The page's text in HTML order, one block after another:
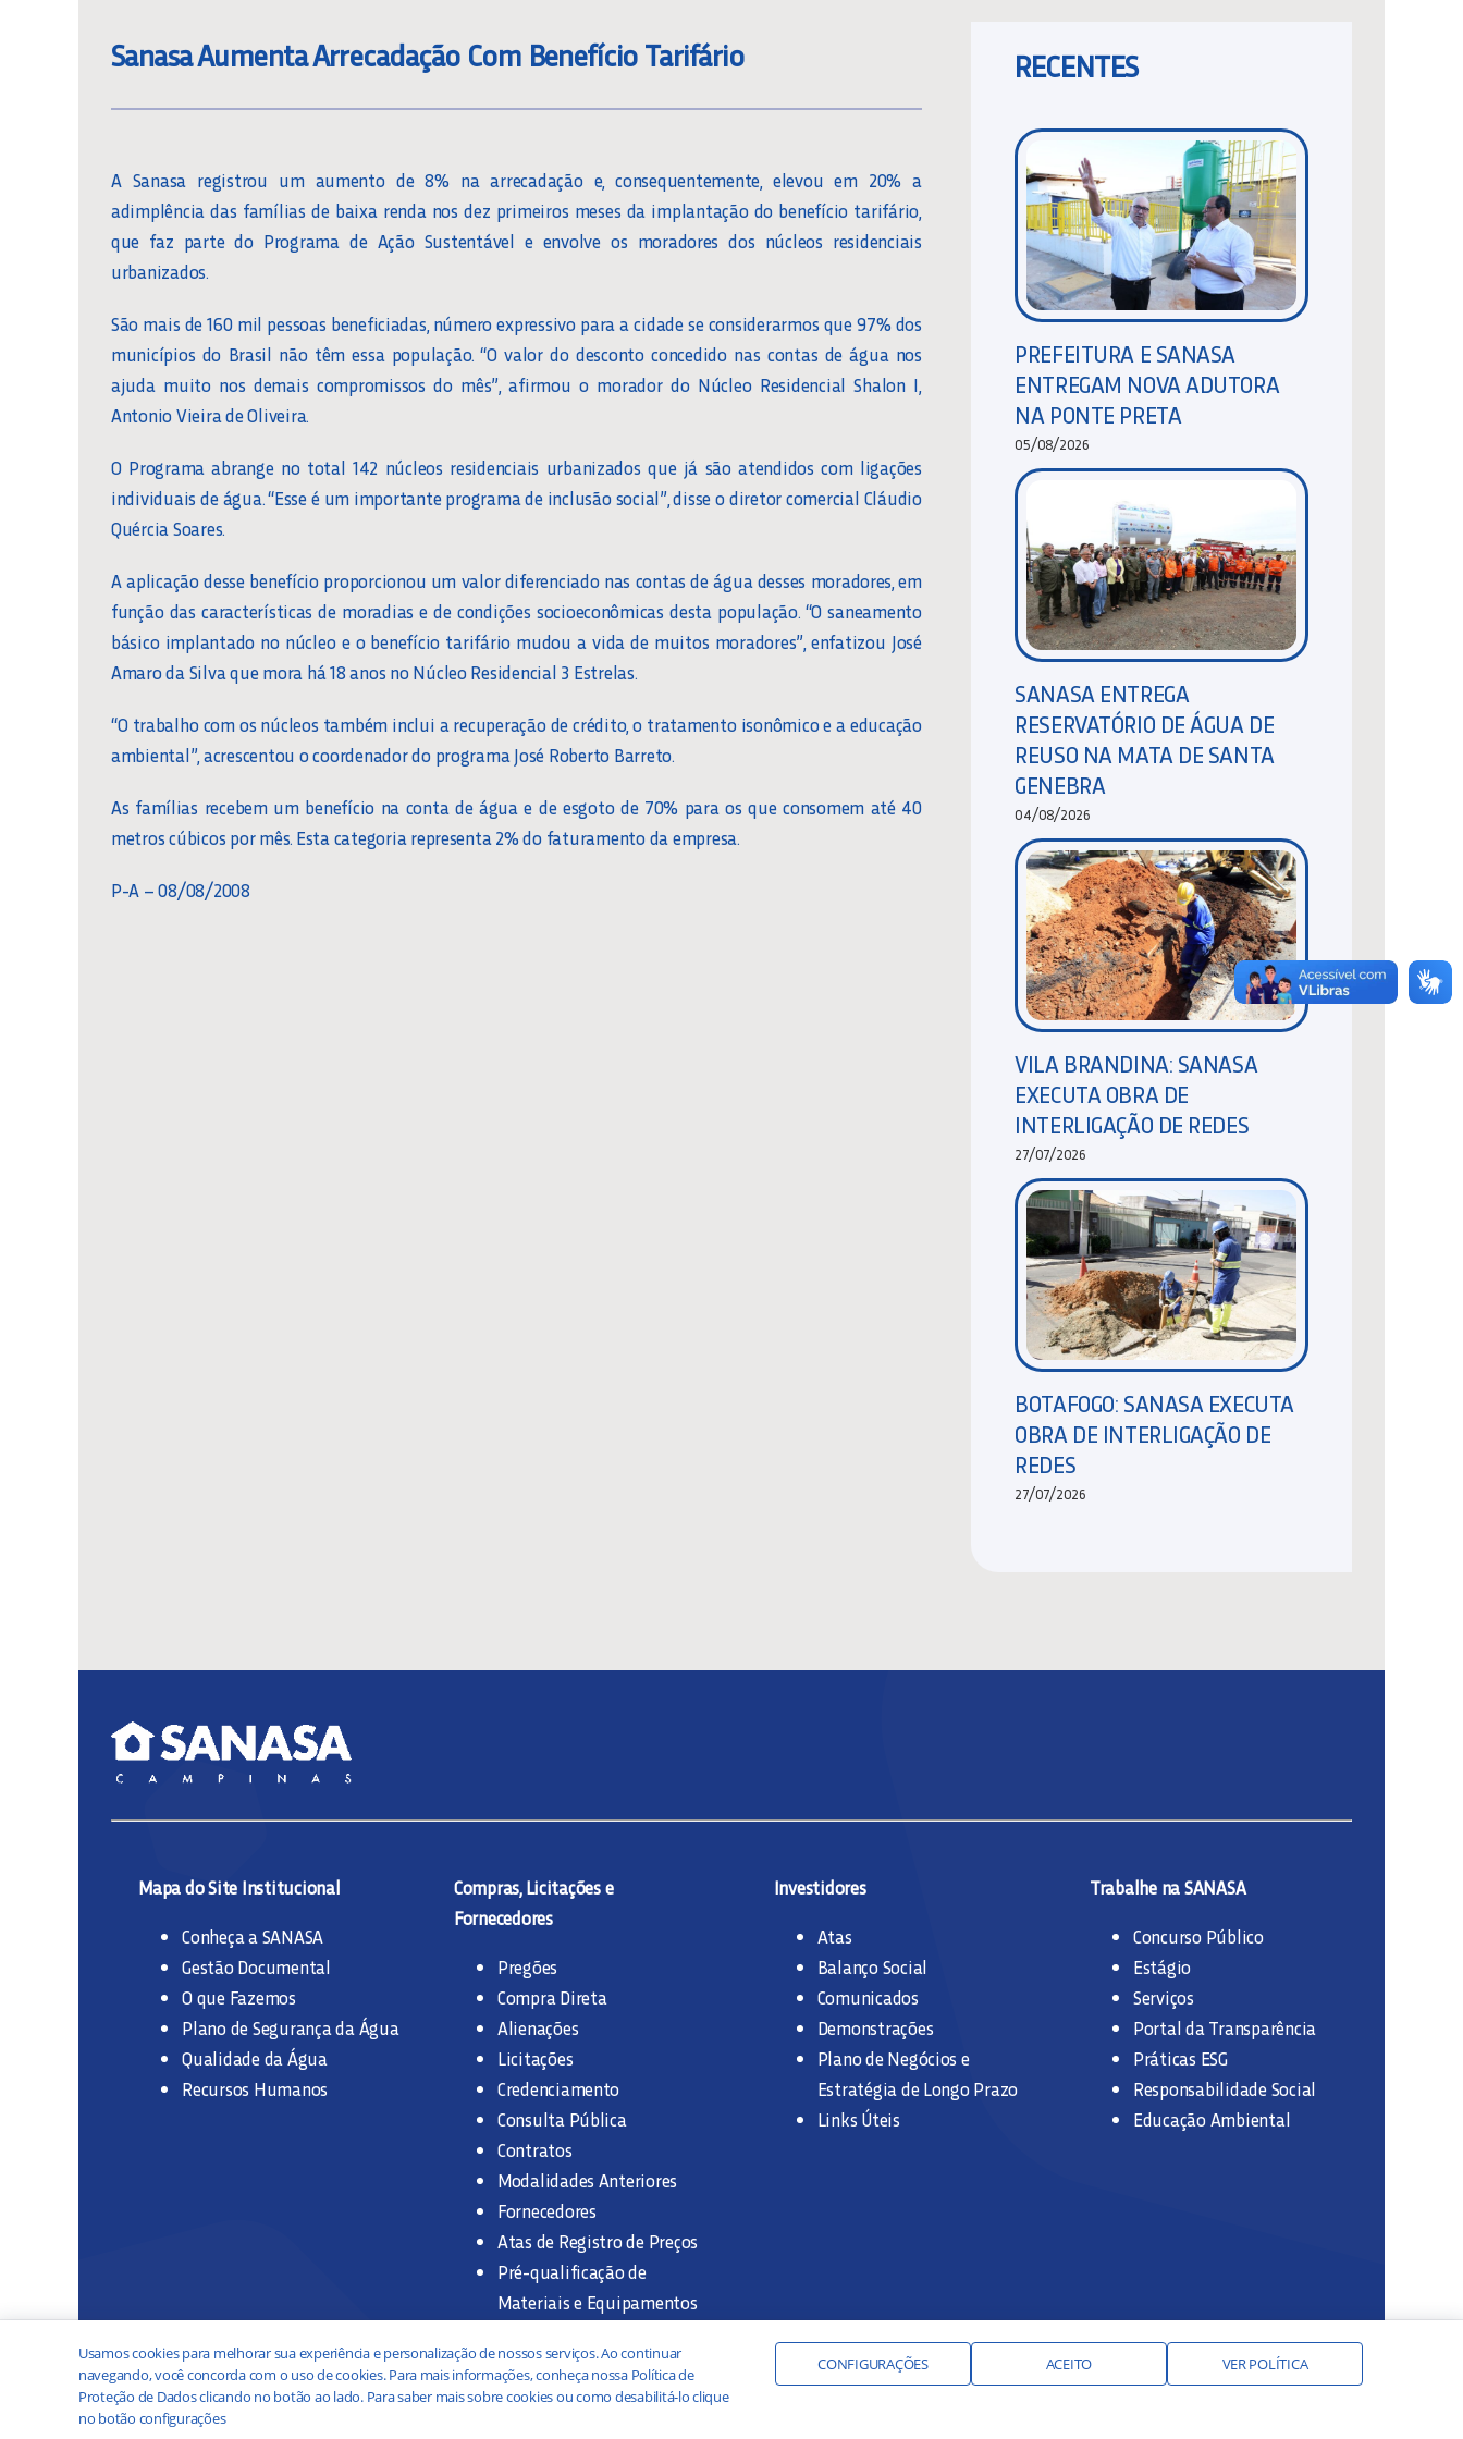
Sanasa Aumenta Arrecadação Com Benefício Tarifário
A Sanasa registrou um aumento de 8% na arrecadação e, consequentemente, elevou em 20% a
adimplência das famílias de baixa renda nos dez primeiros meses da implantação do benefício tarifário,
que faz parte do Programa de Ação Sustentável e envolve os moradores dos núcleos residenciais
urbanizados.
São mais de 160 mil pessoas beneficiadas, número expressivo para a cidade se considerarmos que 97% dos
municípios do Brasil não têm essa população. “O valor do desconto concedido nas contas de água nos
ajuda muito nos demais compromissos do mês”, afirmou o morador do Núcleo Residencial Shalon I,
Antonio Vieira de Oliveira.
O Programa abrange no total 142 núcleos residenciais urbanizados que já são atendidos com ligações
individuais de água. “Esse é um importante programa de inclusão social”, disse o diretor comercial Cláudio
Quércia Soares.
A aplicação desse benefício proporcionou um valor diferenciado nas contas de água desses moradores, em
função das características de moradias e de condições socioeconômicas desta população. “O saneamento
básico implantado no núcleo e o benefício tarifário mudou a vida de muitos moradores”, enfatizou José
Amaro da Silva que mora há 18 anos no Núcleo Residencial 3 Estrelas.
“O trabalho com os núcleos também inclui a recuperação de crédito, o tratamento isonômico e a educação
ambiental”, acrescentou o coordenador do programa José Roberto Barreto.
As famílias recebem um benefício na conta de água e de esgoto de 70% para os que consomem até 40
metros cúbicos por mês. Esta categoria representa 2% do faturamento da empresa.
P-A – 08/08/2008
RECENTES
PREFEITURA E SANASA
ENTREGAM NOVA ADUTORA
NA PONTE PRETA
05/08/2026
SANASA ENTREGA
RESERVATÓRIO DE ÁGUA DE
REUSO NA MATA DE SANTA
GENEBRA
04/08/2026
VILA BRANDINA: SANASA
EXECUTA OBRA DE
INTERLIGAÇÃO DE REDES
27/07/2026
BOTAFOGO: SANASA EXECUTA
OBRA DE INTERLIGAÇÃO DE
REDES
27/07/2026
Mapa do Site Institucional
Conheça a SANASA
Gestão Documental
O que Fazemos
Plano de Segurança da Água
Qualidade da Água
Recursos Humanos
Compras, Licitações e
Fornecedores
Pregões
Compra Direta
Alienações
Licitações
Credenciamento
Consulta Pública
Contratos
Modalidades Anteriores
Fornecedores
Atas de Registro de Preços
Pré-qualificação de
Materiais e Equipamentos
Documentação Interna
Investidores
Atas
Balanço Social
Comunicados
Demonstrações
Plano de Negócios e
Estratégia de Longo Prazo
Links Úteis
Trabalhe na SANASA
Concurso Público
Estágio
Serviços
Portal da Transparência
Práticas ESG
Responsabilidade Social
Educação Ambiental
Usamos cookies para melhorar sua experiência e personalização de nossos serviços. Ao continuar
navegando, você concorda com o uso de cookies. Para mais informações, conheça nossa Política de
Proteção de Dados clicando no botão ao lado. Para saber mais sobre cookies ou como desabilitá-lo clique
no botão configurações
CONFIGURAÇÕES ACEITO VER POLÍTICA